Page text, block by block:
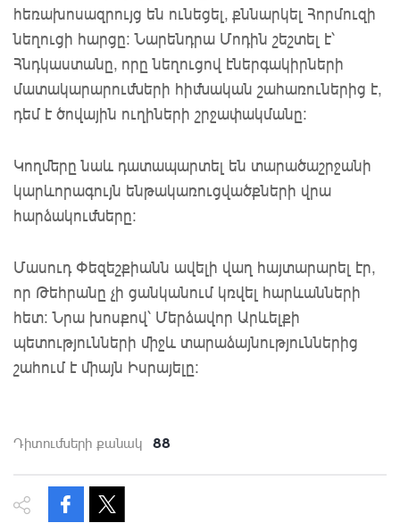
հեռախոսազրույց են ունեցել, քննարկել Հորմուզի
նեղուցի հարցը: Նարենդրա Մոդին շեշտել է՝
Հնդկաստանը, որը նեղուցով էներգակիրների
մատակարարումների հիմնական շահառուներից է,
դեմ է ծովային ուղիների շրջափակմանը:
Կողմերը նաև դատապարտել են տարածաշրջանի
կարևորագույն ենթակառուցվածքների վրա
հարձակումները:
Մասուդ Փեզեշքիանն ավելի վաղ հայտարարել էր,
որ Թեհրանը չի ցանկանում կռվել հարևանների
հետ: Նրա խոսքով՝ Մերձավոր Արևելքի
պետությունների միջև տարաձայնություններից
շահում է միայն Իսրայելը:
Դիտումների քանակ 88